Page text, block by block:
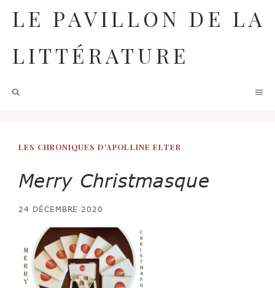
contenu
LE PAVILLON DE LA
LITTÉRATURE
LES CHRONIQUES D'APOLLINE ELTER
Merry Christmasque
24 DÉCEMBRE 2020